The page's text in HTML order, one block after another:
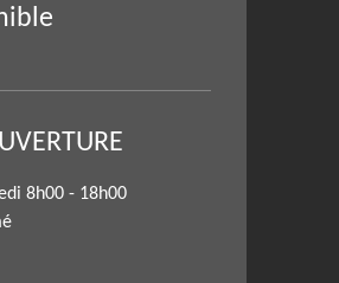
8h00 - 18h00